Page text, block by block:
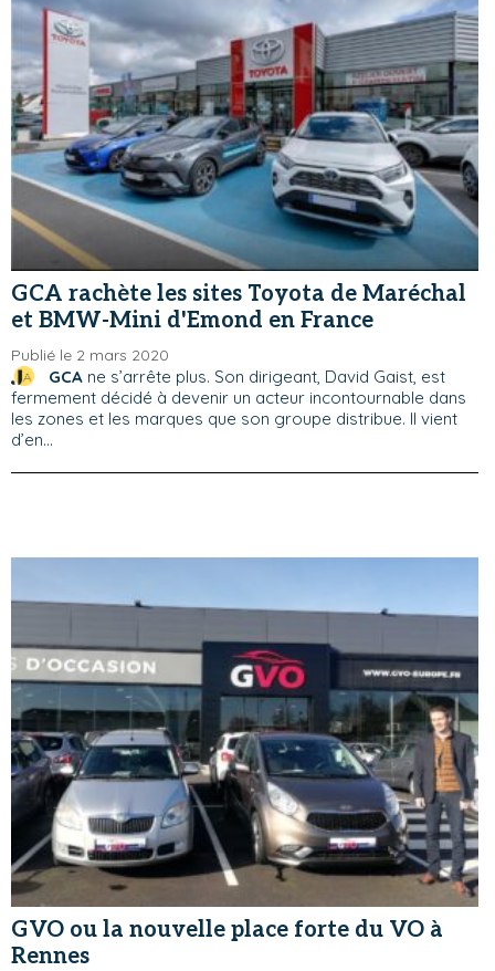
GCA rachète les sites Toyota de Maréchal
et BMW-Mini d'Emond en France
Publié le 2 mars 2020
GCAne s’arrête plus. Son dirigeant, David Gaist, est
fermement décidé à devenir un acteur incontournable dans
les zones et les marques que son groupe distribue. Il vient
d’en...
GVO ou la nouvelle place forte du VO à
Rennes